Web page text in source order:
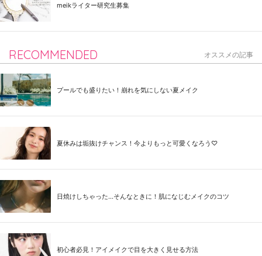
meikライター研究生募集
RECOMMENDED オススメの記事
プールでも盛りたい！崩れを気にしない夏メイク
夏休みは垢抜けチャンス！今よりもっと可愛くなろう♡
日焼けしちゃった...そんなときに！肌になじむメイクのコツ
初心者必見！アイメイクで目を大きく見せる方法